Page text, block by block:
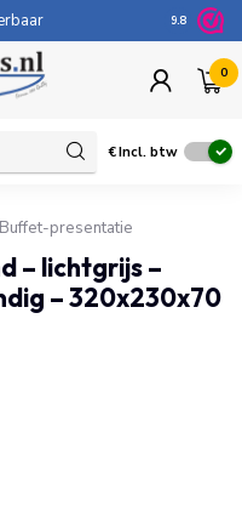
9.8
0
€Incl. btw
Buffet-presentatie
– lichtgrijs –
– 320x230x70